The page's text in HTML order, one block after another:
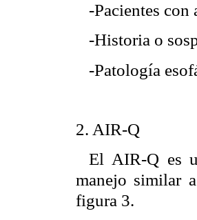
-Pacientes con
-Historia o
-Patología
2. AIR-Q
El AIR-Q es
manejo similar
figura 3.